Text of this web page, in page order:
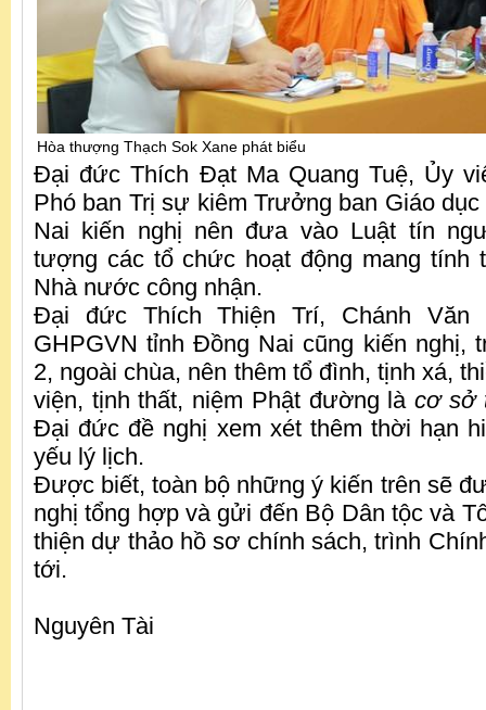
Hòa thượng Thạch Sok Xane phát biểu
Đại đức Thích Đạt Ma Quang Tuệ, Ủy
Phó ban Trị sự kiêm Trưởng ban Giáo
Nai kiến nghị nên đưa vào Luật tín
tượng các tổ chức hoạt động mang tính
Nhà nước công nhận.
Đại đức Thích Thiện Trí, Chánh Văn
GHPGVN tỉnh Đồng Nai cũng kiến nghị,
2, ngoài chùa, nên thêm tổ đình, tịnh xá,
viện, tịnh thất, niệm Phật đường làcơ sở
Đại đức đề nghị xem xét thêm thời hạn
yếu lý lịch.
Được biết, toàn bộ những ý kiến trên sẽ
nghị tổng hợp và gửi đến Bộ Dân tộc và
thiện dự thảo hồ sơ chính sách, trình
tới.
Nguyên Tài